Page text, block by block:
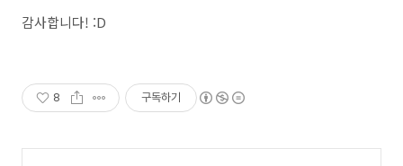
감사합니다! :D
8 구독하기